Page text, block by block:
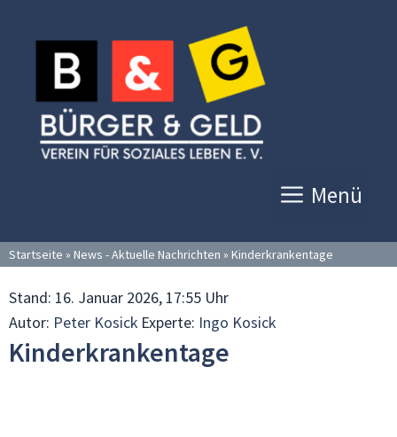
Inhalt
springen
Menü
Startseite » News - Aktuelle Nachrichten » Kinderkrankentage
Stand: 16. Januar 2026, 17:55 Uhr
Autor: Peter Kosick Experte: Ingo Kosick
Kinderkrankentage